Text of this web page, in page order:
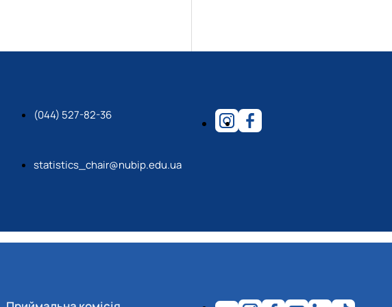
(044) 527-82-36
statistics_chair@nubip.edu.ua